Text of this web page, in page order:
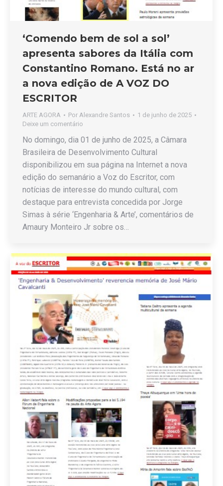
‘Comendo bem de sol a sol’
apresenta sabores da Itália com
Constantino Romano. Está no ar
a nova edição de A VOZ DO
ESCRITOR
ARTE AGORA Por Alexandre Santos
1 de junho de 2025
Deixe um comentário
No domingo, dia 01 de junho de 2025, a Câmara
Brasileira de Desenvolvimento Cultural
disponibilizou em sua página na Internet a nova
edição do semanário a Voz do Escritor, com
notícias de interesse do mundo cultural, com
destaque para entrevista concedida por Jorge
Simas à série ‘Engenharia & Arte’, comentários de
Amaury Monteiro Jr sobre os…